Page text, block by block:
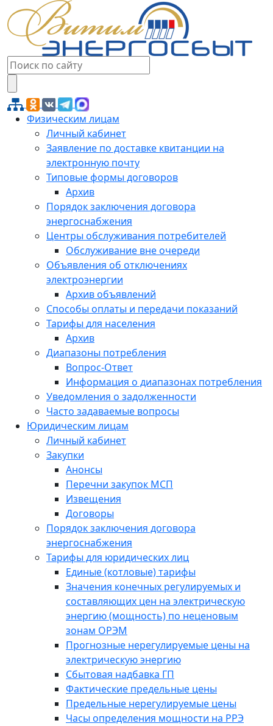
Физическим лицам
Личный кабинет
Заявление по доставке квитанции на
электронную почту
Типовые формы договоров
Архив
Порядок заключения договора
энергоснабжения
Центры обслуживания потребителей
Обслуживание вне очереди
Объявления об отключениях
электроэнергии
Архив объявлений
Способы оплаты и передачи показаний
Тарифы для населения
Архив
Диапазоны потребления
Вопрос-Ответ
Информация о диапазонах потребления
Уведомления о задолженности
Часто задаваемые вопросы
Юридическим лицам
Личный кабинет
Закупки
Анонсы
Перечни закупок МСП
Извещения
Договоры
Порядок заключения договора
энергоснабжения
Тарифы для юридических лиц
Единые (котловые) тарифы
Значения конечных регулируемых и
составляющих цен на электрическую
энергию (мощность) по неценовым
зонам ОРЭМ
Прогнозные нерегулируемые цены на
электрическую энергию
Сбытовая надбавка ГП
Фактические предельные цены
Предельные нерегулируемые цены
Часы определения мощности на РРЭ